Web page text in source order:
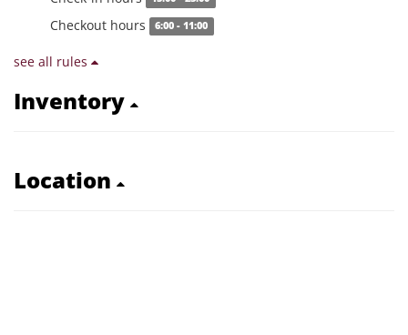
Checkout hours 6:00 - 11:00
see all rules
Inventory
Location